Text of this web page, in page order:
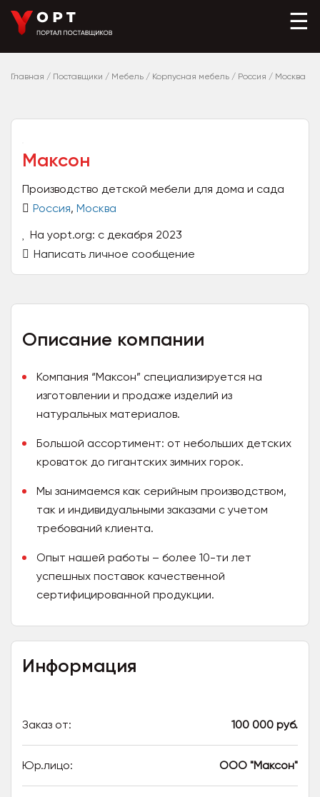
☰
Главная / Поставщики / Мебель / Корпусная мебель / Россия / Москва
Максон
Производство детской мебели для дома и сада
Россия, Москва
На yopt.org: с декабря 2023
Написать личное сообщение
Описание компании
Компания “Максон” специализируется на
изготовлении и продаже изделий из
натуральных материалов.
Большой ассортимент: от небольших детских
кроваток до гигантских зимних горок.
Мы занимаемся как серийным производством,
так и индивидуальными заказами с учетом
требований клиента.
Опыт нашей работы – более 10-ти лет
успешных поставок качественной
сертифицированной продукции.
Информация
Заказ от: 100 000 руб.
Юр.лицо: ООО "Максон"